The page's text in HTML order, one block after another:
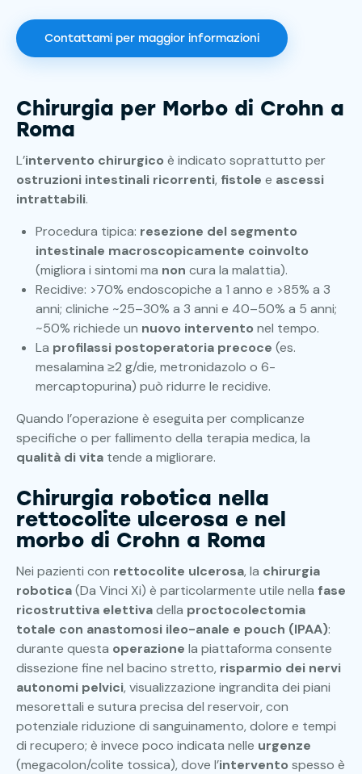
Contattami per maggior informazioni
Chirurgia per Morbo di Crohn a
Roma
L’intervento chirurgico è indicato soprattutto per
ostruzioni intestinali ricorrenti, fistole e ascessi
intrattabili.
Procedura tipica: resezione del segmento
intestinale macroscopicamente coinvolto
(migliora i sintomi ma non cura la malattia).
Recidive: >70% endoscopiche a 1 anno e >85% a 3
anni; cliniche ~25–30% a 3 anni e 40–50% a 5 anni;
~50% richiede un nuovo intervento nel tempo.
La profilassi postoperatoria precoce (es.
mesalamina ≥2 g/die, metronidazolo o 6-
mercaptopurina) può ridurre le recidive.
Quando l’operazione è eseguita per complicanze
specifiche o per fallimento della terapia medica, la
qualità di vita tende a migliorare.
Chirurgia robotica nella
rettocolite ulcerosa e nel
morbo di Crohn a Roma
Nei pazienti con rettocolite ulcerosa, la chirurgia
robotica(Da Vinci Xi) è particolarmente utile nella fase
ricostruttiva elettivadella proctocolectomia
totale con anastomosi ileo-anale e pouch (IPAA):
durante questa operazione la piattaforma consente
dissezione fine nel bacino stretto, risparmio dei nervi
autonomi pelvici, visualizzazione ingrandita dei piani
mesorettali e sutura precisa del reservoir, con
potenziale riduzione di sanguinamento, dolore e tempi
di recupero; è invece poco indicata nelle urgenze
(megacolon/colite tossica), dove l’intervento spesso è